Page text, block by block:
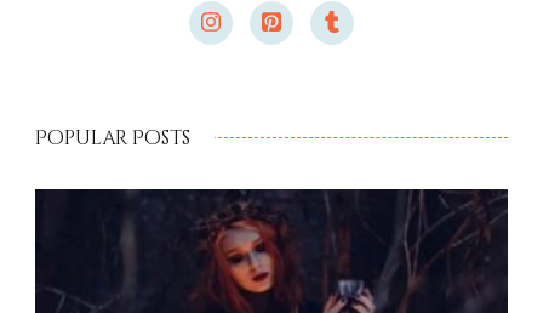
Popular Posts